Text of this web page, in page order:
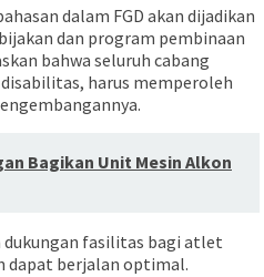
dalam FGD akan dijadikan
dan program pembinaan
bahwa seluruh cabang
harus memperoleh
Bagikan Unit Mesin Alkon
fasilitas bagi atlet
dapat berjalan optimal.